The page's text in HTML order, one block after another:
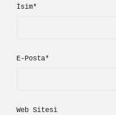
İsim*
E-Posta*
Web Sitesi